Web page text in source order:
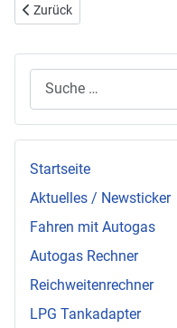
Vorheriger Beitrag: FAQ:
Zurück
Suchen
Startseite
Aktuelles / Newsticker
Fahren mit Autogas
Autogas Rechner
Reichweitenrechner
LPG Tankadapter